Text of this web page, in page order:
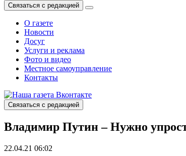
Связаться с редакцией
О газете
Новости
Досуг
Услуги и реклама
Фото и видео
Местное самоуправление
Контакты
Связаться с редакцией
Владимир Путин – Нужно
22.04.21 06:02